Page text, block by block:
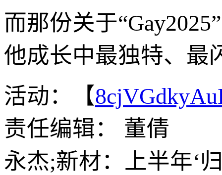
而那份关于
他成长中最独特、最
活动：【
责任编辑： 董倩
永杰;新材：上半年‘